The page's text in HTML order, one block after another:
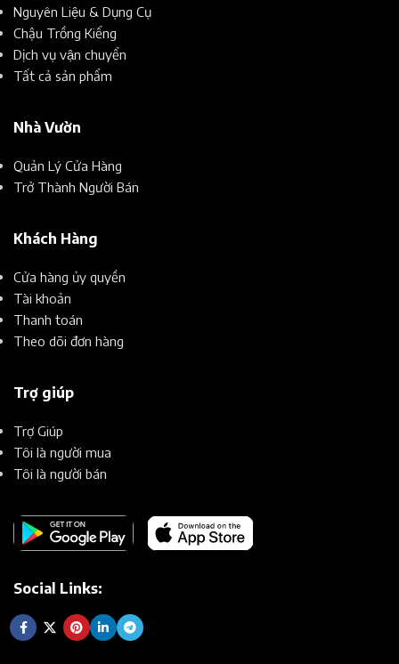
Nguyên Liệu & Dụng Cụ
Chậu Trồng Kiểng
Dịch vụ vận chuyển
Tất cả sản phẩm
Nhà Vườn
Quản Lý Cửa Hàng
Trở Thành Người Bán
Khách Hàng
Cửa hàng ủy quyền
Tài khoản
Thanh toán
Theo dõi đơn hàng
Trợ giúp
Trợ Giúp
Tôi là người mua
Tôi là người bán
Social Links: